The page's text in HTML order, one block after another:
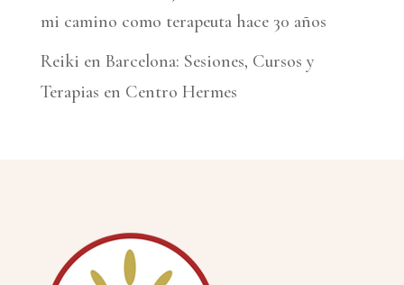
mi camino como terapeuta hace 30 años
Reiki en Barcelona: Sesiones, Cursos y
Terapias en Centro Hermes